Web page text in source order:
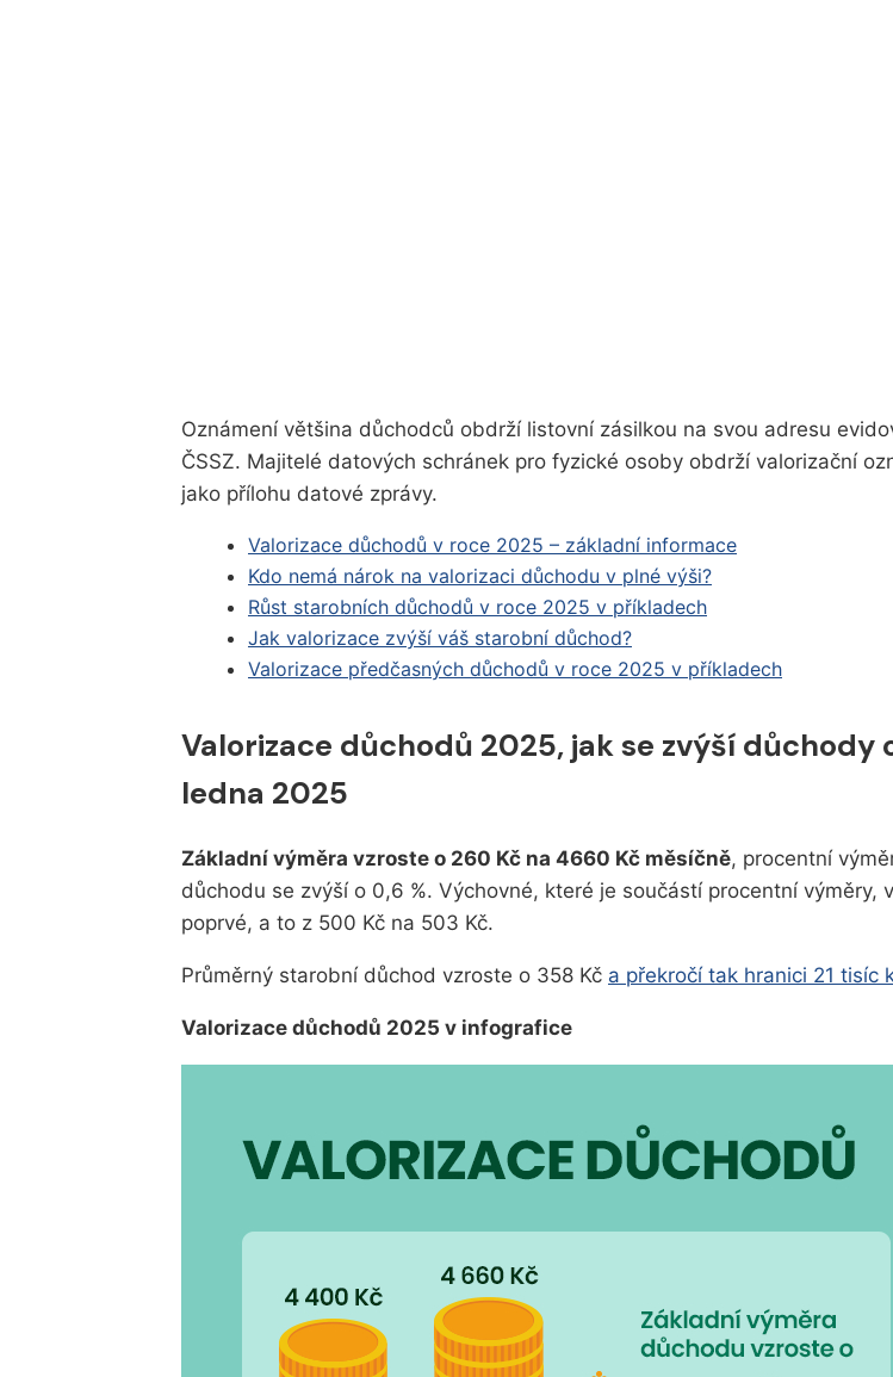
Oznámení většina důchodců obdrží listovní zásilkou na svou adresu
ČSSZ. Majitelé datových schránek pro fyzické osoby obdrží valorizační
jako přílohu datové zprávy.
Valorizace důchodů v roce 2025 – základní informace
Kdo nemá nárok na valorizaci důchodu v plné výši?
Růst starobních důchodů v roce 2025 v příkladech
Jak valorizace zvýší váš starobní důchod?
Valorizace předčasných důchodů v roce 2025 v příkladech
Valorizace důchodů 2025, jak se zvýší důchody
ledna 2025
Základní výměra vzroste o 260 Kč na 4660 Kč měsíčně, procentní
důchodu se zvýší o 0,6 %. Výchovné, které je součástí procentní výměry,
poprvé, a to z 500 Kč na 503 Kč.
Průměrný starobní důchod vzroste o 358 Kč a překročí tak hranici 21 tisíc
Valorizace důchodů 2025 v infografice